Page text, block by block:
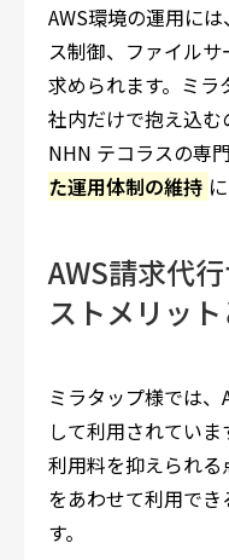
AWS環境の運用に
ス制御、ファイル
求められます。ミラ
社内だけで抱え込
NHN テコラスの専
た運用体制の維持
AWS請求代
ストメリッ
ミラタップ様では
して利用されてい
利用料を抑えられ
をあわせて利用で
す。